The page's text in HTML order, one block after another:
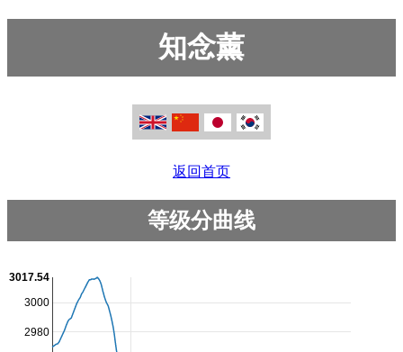
知念薰
返回首页
等级分曲线
2980
3000
3017.54